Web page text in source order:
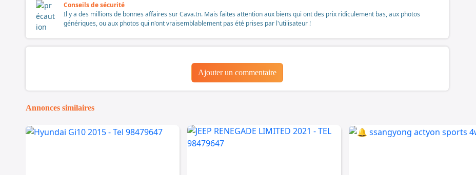
Conseils de sécurité
Il y a des millions de bonnes affaires sur Cava.tn. Mais faites attention aux biens qui ont des prix ridiculement bas, aux photos
génériques, ou aux photos qui n'ont vraisemblablement pas été prises par l'utilisateur !
Ajouter un commentaire
Annonces similaires